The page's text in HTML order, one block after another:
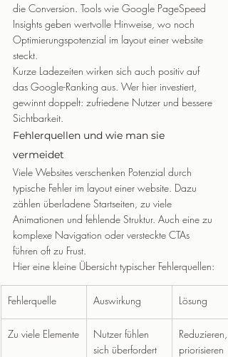
die Conversion. Tools wie Google PageSpeed
Insights geben wertvolle Hinweise, wo noch
Optimierungspotenzial im layout einer website
steckt.
Kurze Ladezeiten wirken sich auch positiv auf
das Google-Ranking aus. Wer hier investiert,
gewinnt doppelt: zufriedene Nutzer und bessere
Sichtbarkeit.
Fehlerquellen und wie man sie
vermeidet
Viele Websites verschenken Potenzial durch
typische Fehler im layout einer website. Dazu
zählen überladene Startseiten, zu viele
Animationen und fehlende Struktur. Auch eine zu
komplexe Navigation oder versteckte CTAs
führen oft zu Frust.
Hier eine kleine Übersicht typischer Fehlerquellen:
Fehlerquelle Auswirkung Lösung
Zu viele Elemente
Nutzer fühlen
sich überfordert
Reduzieren,
priorisieren